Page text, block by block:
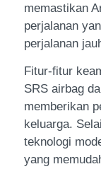
memastikan
perjalanan
perjalanan
Fitur-fitur
SRS airbag
memberikan
keluarga.
teknologi
yang